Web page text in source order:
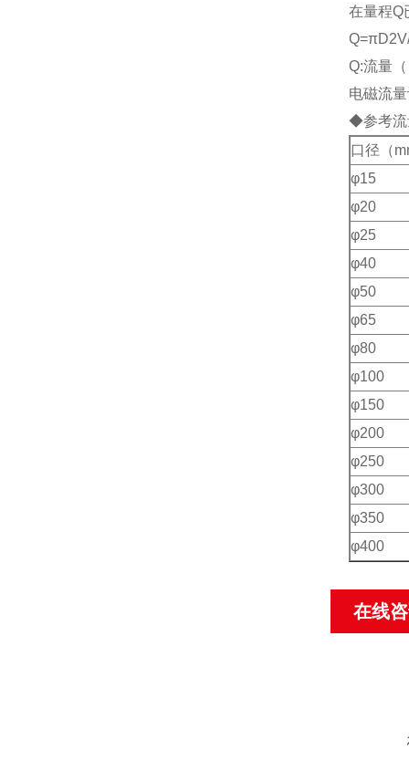
在量程Q
Q=
Q:流量
电磁流
◆参考流
口径（
φ15
φ20
φ25
φ40
φ50
φ65
φ80
φ100
φ150
φ200
φ250
φ300
φ350
φ400
在线